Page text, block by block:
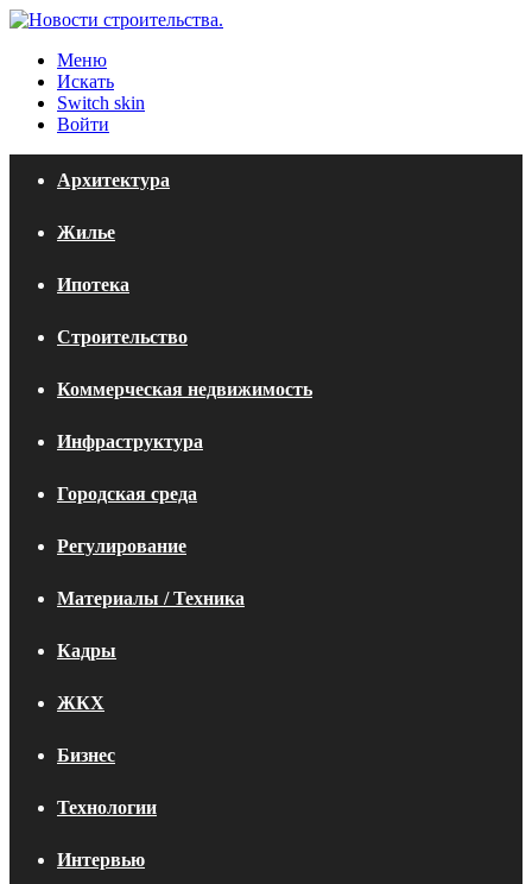
Меню
Искать
Switch skin
Войти
Архитектура
Жилье
Ипотека
Строительство
Коммерческая недвижимость
Инфраструктура
Городская среда
Регулирование
Материалы / Техника
Кадры
ЖКХ
Бизнес
Технологии
Интервью